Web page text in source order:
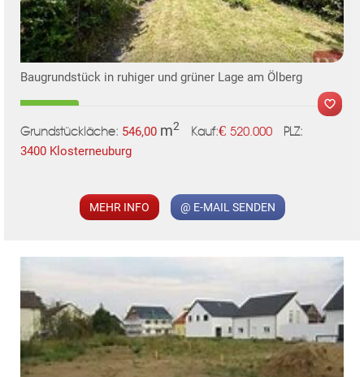
KLIS
Baugrundstück in ruhiger und grüner Lage am Ölberg
Grundstückläche: 546,00 m2 Kauf:€ 520.000 PLZ:
3400 Klosterneuburg
MEHR INFO @ E-MAIL SENDEN